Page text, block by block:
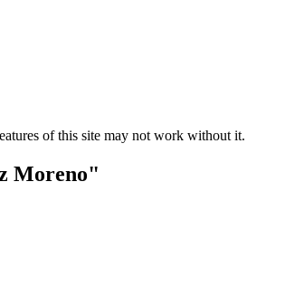
of this site may not work without it.
Moreno"